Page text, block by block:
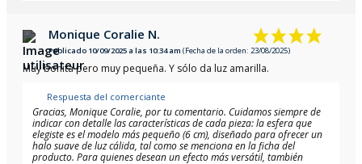
Monique Coralie N.
Publicado 10/09/2025 a las 10:34 am (Fecha de la orden: 23/08/2025)
Muy bonita pero muy pequeña. Y sólo da luz amarilla.
Respuesta del comerciante
Gracias, Monique Coralie, por tu comentario. Cuidamos siempre de
indicar con detalle las características de cada pieza: la esfera que
elegiste es el modelo más pequeño (6 cm), diseñado para ofrecer un
halo suave de luz cálida, tal como se menciona en la ficha del
producto. Para quienes desean un efecto más versátil, también